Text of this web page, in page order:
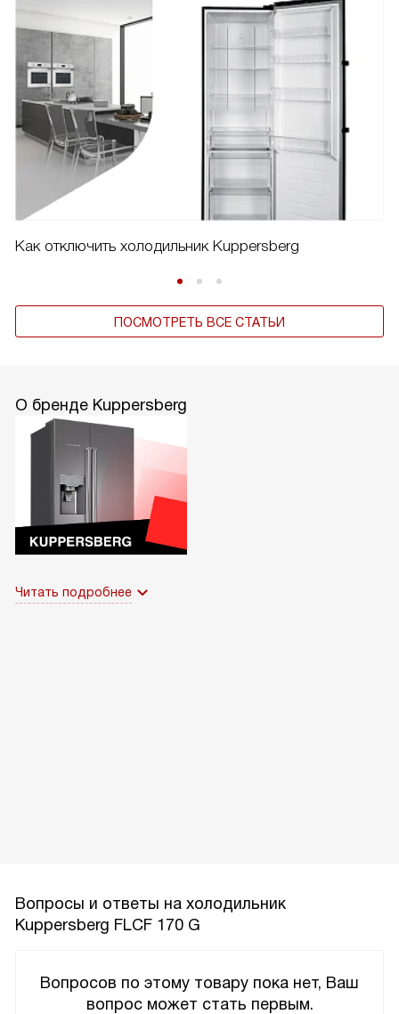
Как отключить холодильник Kuppersberg
ПОСМОТРЕТЬ ВСЕ СТАТЬИ
О бренде Kuppersberg
Читать подробнее
Вопросы и ответы на холодильник
Kuppersberg FLCF 170 G
Вопросов по этому товару пока нет, Ваш
вопрос может стать первым.